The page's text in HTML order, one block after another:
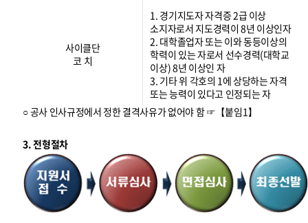
사이클단
코 치
1. 경기지도자 자격증 2급 이상
소지자로서 지도경력이 8년 이상인자
2. 대학졸업자 또는 이와 동등이상의
학력이 있는 자로서 선수경력(대학교
이상) 8년 이상인 자
3. 기타 위 각호의 1에 상당하는 자격
또는 능력이 있다고 인정되는 자
○ 공사 인사규정에서 정한 결격사유가 없어야 함 ☞【붙임1】
3. 전형절차